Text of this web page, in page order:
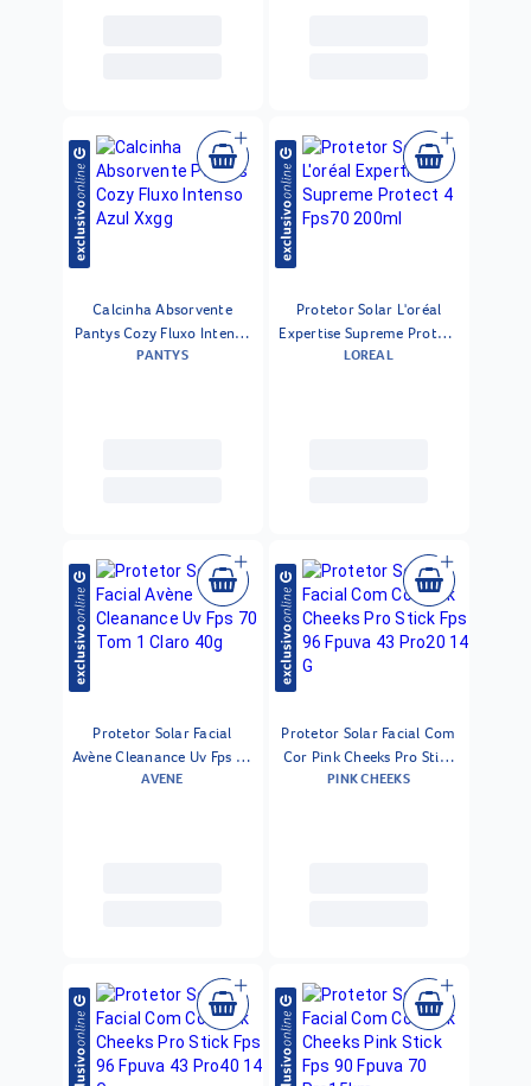
Calcinha Absorvente
Pantys Cozy Fluxo Intenso
Azul Xxgg
PANTYS
Protetor Solar L'oréal
Expertise Supreme Protect
4 Fps70 200ml
LOREAL
Protetor Solar Facial
Avène Cleanance Uv Fps 70
Tom 1 Claro 40g
AVENE
Protetor Solar Facial Com
Cor Pink Cheeks Pro Stick
Fps 96 Fpuva 43 Pro20 14
PINK CHEEKS